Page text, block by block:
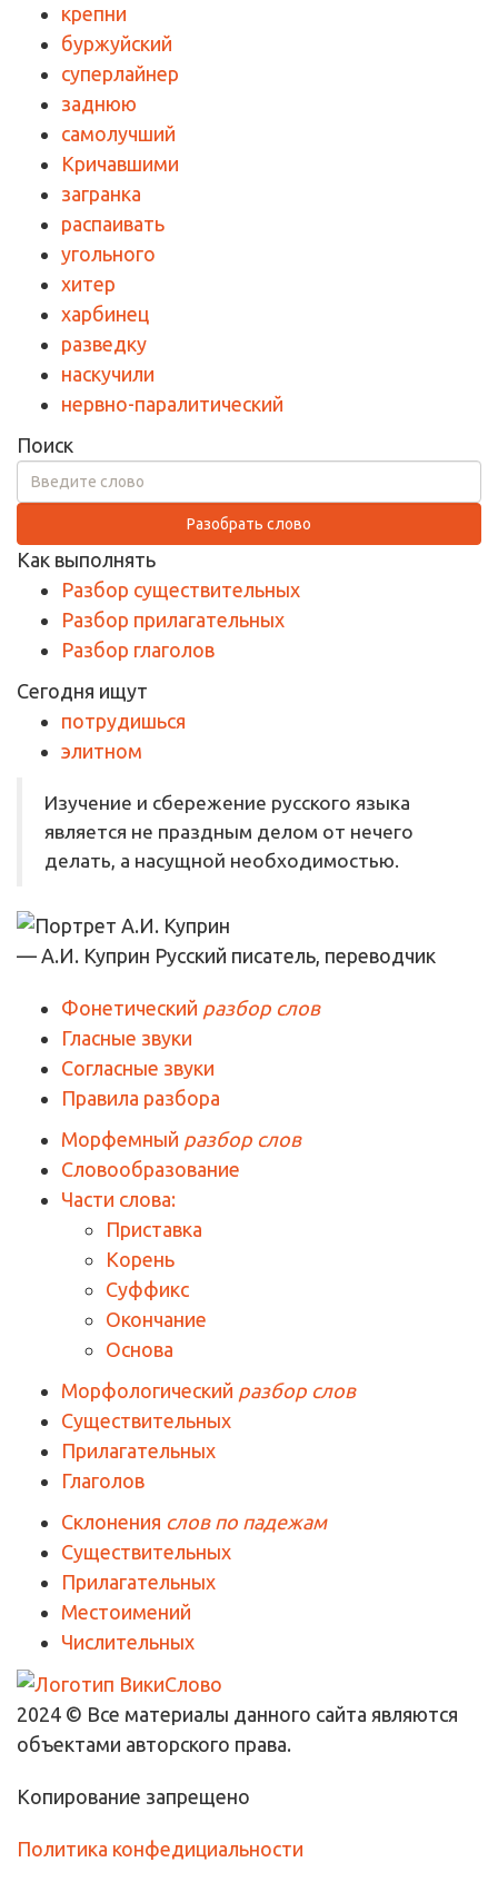
крепни
буржуйский
суперлайнер
заднюю
самолучший
Кричавшими
загранка
распаивать
угольного
хитер
харбинец
разведку
наскучили
нервно-паралитический
Поиск
Разобрать слово
Как выполнять
Разбор существительных
Разбор прилагательных
Разбор глаголов
Сегодня ищут
потрудишься
элитном
Изучение и сбережение русского языка
является не праздным делом от нечего
делать, а насущной необходимостью.
— А.И. Куприн Русский писатель, переводчик
Фонетический разбор слов
Гласные звуки
Согласные звуки
Правила разбора
Морфемный разбор слов
Словообразование
Части слова:
Приставка
Корень
Суффикс
Окончание
Основа
Морфологический разбор слов
Существительных
Прилагательных
Глаголов
Склонения слов по падежам
Существительных
Прилагательных
Местоимений
Числительных
2024 © Все материалы данного сайта являются
объектами авторского права.
Копирование запрещено
Политика конфедициальности